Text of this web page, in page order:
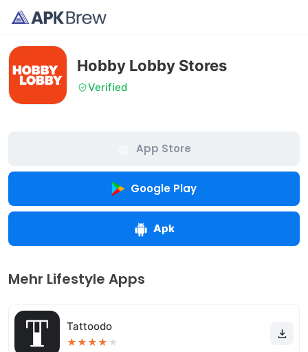
Hobby Lobby Stores
Verified
App Store
Google Play
Apk
Mehr Lifestyle Apps
Tattoodo
★★★★ ★